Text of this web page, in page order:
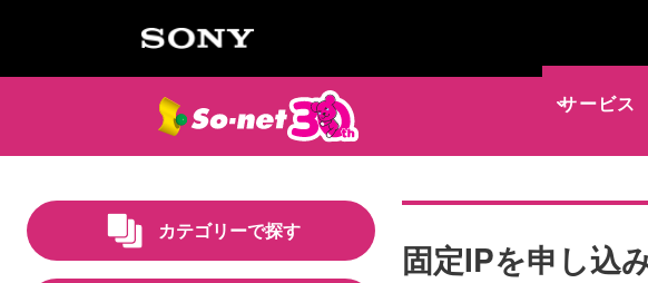
サービス
カテゴリーで探す
固定IPを申し込